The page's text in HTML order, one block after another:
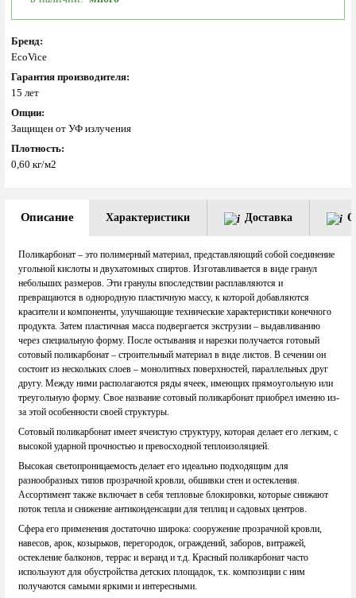
Бренд:
EcoVice
Гарантия производителя:
15 лет
Опции:
Защищен от УФ излучения
Плотность:
0,60 кг/м2
Описание Характеристики Доставка
Поликарбонат – это полимерный материал, представляющий собой соединение
угольной кислоты и двухатомных спиртов. Изготавливается в виде гранул
небольших размеров. Эти гранулы впоследствии расплавляются и
превращаются в однородную пластичную массу, к которой добавляются
красители и компоненты, улучшающие технические характеристики конечного
продукта. Затем пластичная масса подвергается экструзии – выдавливанию
через специальную форму. После остывания и нарезки получается готовый
сотовый поликарбонат – строительный материал в виде листов. В сечении он
состоит из нескольких слоев – монолитных поверхностей, параллельных друг
другу. Между ними располагаются ряды ячеек, имеющих прямоугольную или
треугольную форму. Свое название сотовый поликарбонат приобрел именно из-
за этой особенности своей структуры.
Сотовый поликарбонат имеет ячеистую структуру, которая делает его легким, с
высокой ударной прочностью и превосходной теплоизоляцией.
Высокая светопроницаемость делает его идеально подходящим для
разнообразных типов прозрачной кровли, обшивки стен и остекления.
Ассортимент также включает в себя тепловые блокировки, которые снижают
поток тепла и снижение антиконденсации для теплиц и садовых центров.
Сфера его применения достаточно широка: сооружение прозрачной кровли,
навесов, арок, козырьков, перегородок, ограждений, заборов, витражей,
остекление балконов, террас и веранд и т.д. Красный поликарбонат часто
используют для обустройства детских площадок, т.к. композиции с ним
получаются самыми яркими и интересными.